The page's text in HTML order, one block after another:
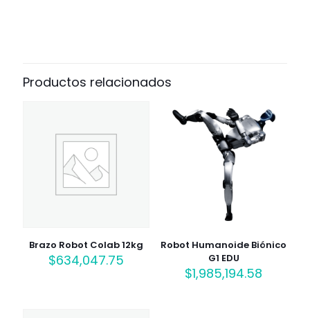
Productos relacionados
Brazo Robot Colab 12kg
$634,047.75
Robot Humanoide Biónico
G1 EDU
$1,985,194.58